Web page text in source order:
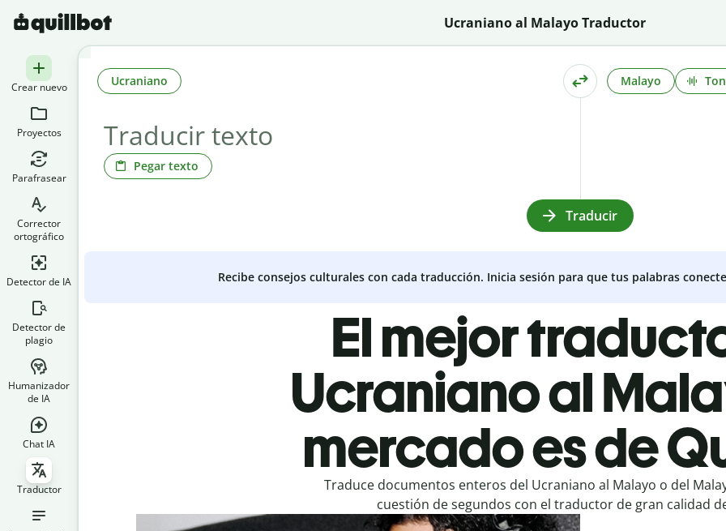
Ucraniano al Malayo Traductor
Crear nuevo
Proyectos
Parafrasear
Corrector
ortográfico
Detector de IA
Detector de
plagio
Humanizador
de IA
Chat IA
Traductor
Pegar texto
Ucraniano Malayo
Traducir
Recibe consejos culturales con cada traducción. Inicia sesión para que tus palabras
El mejor
Ucraniano al
mercado es de
Traduce documentos enteros del Ucraniano al Malayo o del
cuestión de segundos con el traductor de gran calidad